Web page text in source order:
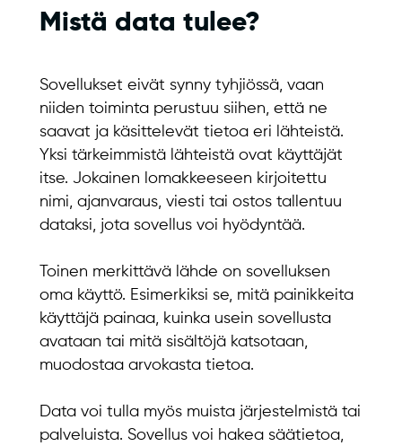
Mistä data tulee?
Sovellukset eivät synny tyhjiössä, vaan
niiden toiminta perustuu siihen, että ne
saavat ja käsittelevät tietoa eri lähteistä.
Yksi tärkeimmistä lähteistä ovat käyttäjät
itse. Jokainen lomakkeeseen kirjoitettu
nimi, ajanvaraus, viesti tai ostos tallentuu
dataksi, jota sovellus voi hyödyntää.
Toinen merkittävä lähde on sovelluksen
oma käyttö. Esimerkiksi se, mitä painikkeita
käyttäjä painaa, kuinka usein sovellusta
avataan tai mitä sisältöjä katsotaan,
muodostaa arvokasta tietoa.
Data voi tulla myös muista järjestelmistä tai
palveluista. Sovellus voi hakea säätietoa,